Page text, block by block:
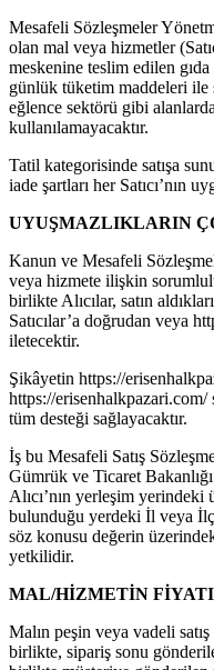
Mesafeli Sözleşmeler
olan mal veya hizmetler
meskenine teslim edilen
günlük tüketim maddeleri ile
eğlence sektörü gibi
kullanılamayacaktır.
Tatil kategorisinde satışa
iade şartları her Satıcı’nın
UYUŞMAZLIKLARIN
Kanun ve Mesafeli
veya hizmete ilişkin
birlikte Alıcılar, satın
Satıcılar’a doğrudan veya
iletecektir.
Şikâyetin https://
https://
tüm desteği sağlayacaktır.
İş bu Mesafeli Satış
Gümrük ve Ticaret
Alıcı’nın yerleşim yerindeki
bulunduğu yerdeki İl veya
söz konusu değerin
yetkilidir.
MAL/HİZMETİN FİYATI
Malın peşin veya vadeli
birlikte, sipariş sonu